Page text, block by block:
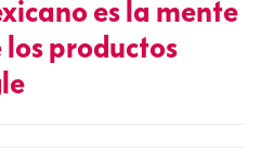
es la mente
los productos